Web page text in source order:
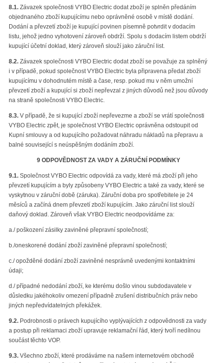
8.1. Závazek společnosti VYBO Electric dodat zboží je splněn předáním
objednaného zboží kupujícímu nebo oprávněné osobě v místě dodání.
Dodání a převzetí zboží je kupující povinen písemně potvrdit v dodacím
listu, jehož jedno vyhotovení zároveň obdrží. Spolu s dodacím listem obdrží
kupující účetní doklad, který zároveň slouží jako záruční list.
8.2. Závazek společnosti VYBO Electric dodat zboží se považuje za splněný
i v případě, pokud společnost VYBO Electric byla připravena předat zboží
kupujícímu v dohodnutém místě a čase, resp. pokud mu v něm umožní
převzetí zboží a kupující si zboží nepřevzal z jiných důvodů než jsou důvody
na straně společnosti VYBO Electric.
8.3. V případě, že si kupující zboží nepřevezme a zboží se vrátí společnosti
VYBO Electric zpět, je společnost VYBO Electric oprávněna odstoupit od
Kupní smlouvy a od kupujícího požadovat náhradu nákladů na přepravu a
balné související s neúspěšným dodáním zboží.
9 ODPOVĚDNOST ZA VADY A ZÁRUČNÍ PODMÍNKY
9.1. Společnost VYBO Electric odpovídá za vady, které má zboží při jeho
převzetí kupujícím a byly způsobeny VYBO Electric a také za vady, které se
vyskytnou v záruční době (záruka). Záruční doba pro spotřebitele je 24
měsíců a začíná dnem převzetí zboží kupujícím. Jako záruční list slouží
daňový doklad. Zároveň však VYBO Electric neodpovídáme za:
a./ poškození zásilky zaviněné přepravní společností;
b./oneskorené dodání zboží zaviněné přepravní společností;
c./ opožděné dodání zboží zaviněné nesprávně uvedenými kontaktními
údaji;
d./ případné nedodání zboží, ke kterému došlo vinou subdodavatele v
důsledku jakéhokoliv omezení případně zrušení distribučních práv nebo
jiných nepředvídatelných překážek.
9.2. Podrobnosti o právech kupujícího vyplývajících z odpovědnosti za vady
a postup při reklamaci zboží upravuje reklamační řád, který tvoří nedílnou
součást těchto VOP.
9.3. Všechno zboží, které prodáváme na našem internetovém obchodě